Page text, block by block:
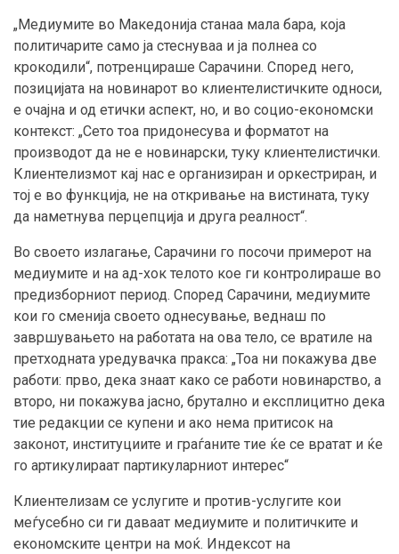
„Медиумите во Македонија станаа мала бара, која
политичарите само ја стеснуваа и ја полнеа со
крокодили“, потренцираше Сарачини. Според него,
позицијата на новинарот во клиентелистичките односи,
е очајна и од етички аспект, но, и во социо-економски
контекст: „Сето тоа придонесува и форматот на
производот да не е новинарски, туку клиентелистички.
Клиентелизмот кај нас е организиран и оркестриран, и
тој е во функција, не на откривање на вистината, туку
да наметнува перцепција и друга реалност“.
Во своето излагање, Сарачини го посочи примерот на
медиумите и на ад-хок телото кое ги контролираше во
предизборниот период. Според Сарачини, медиумите
кои го сменија своето однесување, веднаш по
завршувањето на работата на ова тело, се вратиле на
претходната уредувачка пракса: „Тоа ни покажува две
работи: прво, дека знаат како се работи новинарство, а
второ, ни покажува јасно, брутално и експлицитно дека
тие редакции се купени и ако нема притисок на
законот, институциите и граѓаните тие ќе се вратат и ќе
го артикулираат партикуларниот интерес“
Клиентелизам се услугите и против-услугите кои
меѓусебно си ги даваат медиумите и политичките и
економските центри на моќ. Индексот на